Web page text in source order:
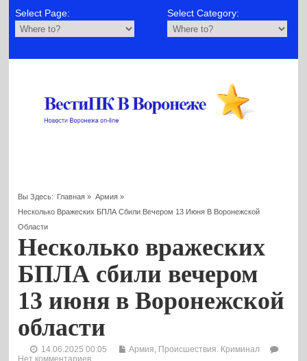
Select Page: Select Category:
Вы Здесь: Главная » Армия»
Несколько Вражеских БПЛА Сбили Вечером 13 Июня В Воронежской
Области
Несколько вражеских
БПЛА сбили вечером
13 июня в Воронежской
области
14.06.2025 00:05 Армия Происшествия. Криминал
Нет комментариев